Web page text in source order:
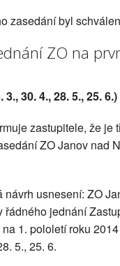
zasedání byl schválen
ZO na
3., 30. 4., 28. 5., 25. 6.)
zastupitele, že je
ZO Janov nad
návrh usnesení: ZO
řádného jednání
1. pololetí roku
5., 25. 6.